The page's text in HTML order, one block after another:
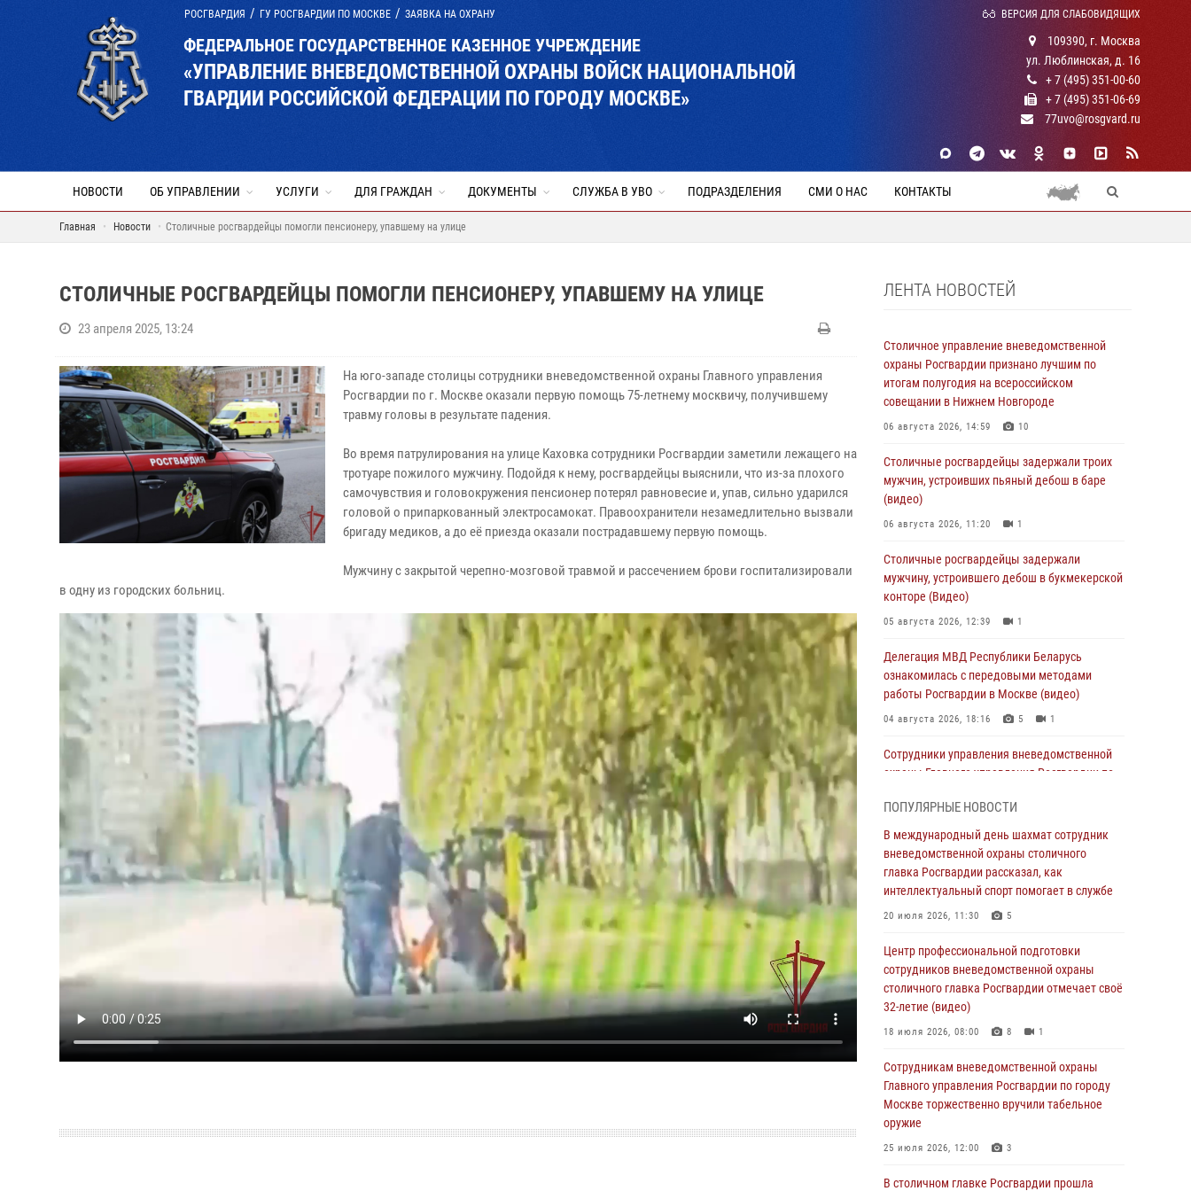
РОСГВАРДИЯ ГУ РОСГВАРДИИ ПО МОСКВЕ ЗАЯВКА НА ОХРАНУ ВЕРСИЯ ДЛЯ СЛАБОВИДЯЩИХ
ФЕДЕРАЛЬНОЕ ГОСУДАРСТВЕННОЕ КАЗЕННОЕ УЧРЕЖДЕНИЕ
«УПРАВЛЕНИЕ ВНЕВЕДОМСТВЕННОЙ ОХРАНЫ ВОЙСК НАЦИОНАЛЬНОЙ
ГВАРДИИ РОССИЙСКОЙ ФЕДЕРАЦИИ ПО ГОРОДУ МОСКВЕ»
109390, г. Москва
ул. Люблинская, д. 16
+ 7 (495) 351-00-60
+ 7 (495) 351-06-69
77uvo@rosgvard.ru
НОВОСТИ ОБ УПРАВЛЕНИИ УСЛУГИ ДЛЯ ГРАЖДАН ДОКУМЕНТЫ СЛУЖБА В УВО ПОДРАЗДЕЛЕНИЯ СМИ О НАС КОНТАКТЫ
Главная Новости Столичные росгвардейцы помогли пенсионеру, упавшему на улице
СТОЛИЧНЫЕ РОСГВАРДЕЙЦЫ ПОМОГЛИ ПЕНСИОНЕРУ, УПАВШЕМУ НА УЛИЦЕ
23 апреля 2025, 13:24
На юго-западе столицы сотрудники вневедомственной охраны Главного управления
Росгвардии по г. Москве оказали первую помощь 75-летнему москвичу, получившему
травму головы в результате падения.
Во время патрулирования на улице Каховка сотрудники Росгвардии заметили лежащего на
тротуаре пожилого мужчину. Подойдя к нему, росгвардейцы выяснили, что из-за плохого
самочувствия и головокружения пенсионер потерял равновесие и, упав, сильно ударился
головой о припаркованный электросамокат. Правоохранители незамедлительно вызвали
бригаду медиков, а до её приезда оказали пострадавшему первую помощь.
Мужчину с закрытой черепно-мозговой травмой и рассечением брови госпитализировали
в одну из городских больниц.
ЛЕНТА НОВОСТЕЙ
Столичное управление вневедомственной
охраны Росгвардии признано лучшим по
итогам полугодия на всероссийском
совещании в Нижнем Новгороде
06 августа 2026, 14:59 10
Столичные росгвардейцы задержали троих
мужчин, устроивших пьяный дебош в баре
(видео)
06 августа 2026, 11:20 1
Столичные росгвардейцы задержали
мужчину, устроившего дебош в букмекерской
конторе (Видео)
05 августа 2026, 12:39 1
Делегация МВД Республики Беларусь
ознакомилась с передовыми методами
работы Росгвардии в Москве (видео)
04 августа 2026, 18:16 5 1
Сотрудники управления вневедомственной
охраны Главного управления Росгвардии по
чемпионате столичного главка ведомства по
самбо и боевому самбо (ВИДЕО)
04 августа 2026, 14:00 5 1
В Москве росгвардейцы задержали
подозреваемого в нападении на охранника
04 августа 2026, 08:00 1
На востоке Москвы сотрудники Росгвардии
задержали мужчину, находящегося в
федеральном розыске (видео)
Московские росгвардейцы пришли на
помощь семье, у которой сломался
автомобиль на проезжей части (Видео)
02 августа 2026, 10:00
На Поклонной горе росгвардейцы
ПОПУЛЯРНЫЕ НОВОСТИ
В международный день шахмат сотрудник
вневедомственной охраны столичного
главка Росгвардии рассказал, как
интеллектуальный спорт помогает в службе
20 июля 2026, 11:30 5
Центр профессиональной подготовки
сотрудников вневедомственной охраны
столичного главка Росгвардии отмечает своё
32-летие (видео)
18 июля 2026, 08:00 8 1
Сотрудникам вневедомственной охраны
Главного управления Росгвардии по городу
Москве торжественно вручили табельное
оружие
25 июля 2026, 12:00 3
В столичном главке Росгвардии прошла